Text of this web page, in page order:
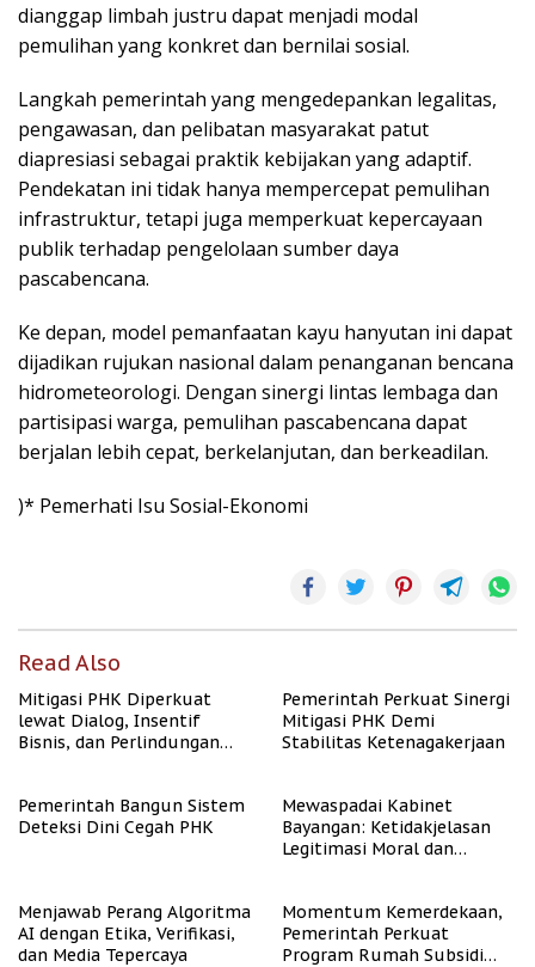
dianggap limbah justru dapat menjadi modal
pemulihan yang konkret dan bernilai sosial.
Langkah pemerintah yang mengedepankan legalitas,
pengawasan, dan pelibatan masyarakat patut
diapresiasi sebagai praktik kebijakan yang adaptif.
Pendekatan ini tidak hanya mempercepat pemulihan
infrastruktur, tetapi juga memperkuat kepercayaan
publik terhadap pengelolaan sumber daya
pascabencana.
Ke depan, model pemanfaatan kayu hanyutan ini dapat
dijadikan rujukan nasional dalam penanganan bencana
hidrometeorologi. Dengan sinergi lintas lembaga dan
partisipasi warga, pemulihan pascabencana dapat
berjalan lebih cepat, berkelanjutan, dan berkeadilan.
)* Pemerhati Isu Sosial-Ekonomi
Read Also
Mitigasi PHK Diperkuat
lewat Dialog, Insentif
Bisnis, dan Perlindungan
Pemerintah Perkuat Sinergi
Mitigasi PHK Demi
Stabilitas Ketenagakerjaan
Pemerintah Bangun Sistem
Deteksi Dini Cegah PHK
Mewaspadai Kabinet
Bayangan: Ketidakjelasan
Legitimasi Moral dan
Menjawab Perang Algoritma
AI dengan Etika, Verifikasi,
dan Media Tepercaya
Momentum Kemerdekaan,
Pemerintah Perkuat
Program Rumah Subsidi